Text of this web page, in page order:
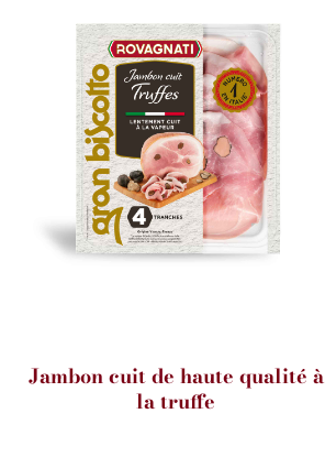
Jambon cuit de haute qualité à
la truffe